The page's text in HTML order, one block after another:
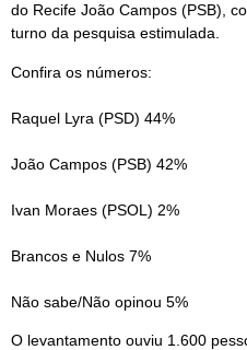
do Recife João Campos (PSB),
turno da pesquisa estimulada.
Confira os números:
Raquel Lyra (PSD) 44%
João Campos (PSB) 42%
Ivan Moraes (PSOL) 2%
Brancos e Nulos 7%
Não sabe/Não opinou 5%
O levantamento ouviu 1.600